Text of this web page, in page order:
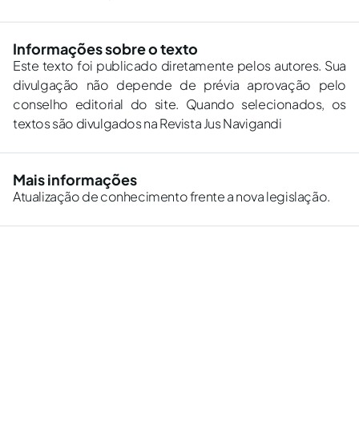
Informações sobre o texto
Este texto foi publicado diretamente pelos autores. Sua
divulgação não depende de prévia aprovação pelo
conselho editorial do site. Quando selecionados, os
textos são divulgados na Revista Jus Navigandi
Mais informações
Atualização de conhecimento frente a nova legislação.